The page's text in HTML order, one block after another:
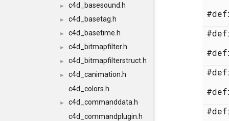
► c4d_basesound.h
► c4d_basetag.h
► c4d_basetime.h
► c4d_bitmapfilter.h
► c4d_bitmapfilterstruct.h
►
c4d_canimation.h
c4d_colors.h
►
c4d_commanddata.h
c4d_commandplugin.h